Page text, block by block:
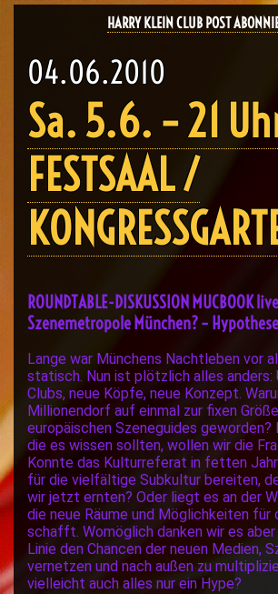
HARRY KLEIN CLUB POST
04.06.2010
Sa. 5.6. – 21
FESTSAAL /
ROUNDTABLE-DISKUSSION MUCBOOK
Szenemetropole München? –
Lange war Münchens Nachtleben vor
statisch. Nun ist plötzlich alles anders:
Clubs, neue Köpfe, neue Konzept.
Millionendorf auf einmal zur fixen
europäischen Szeneguides geworden?
die es wissen sollten, wollen wir die
Konnte das Kulturreferat in fetten
für die vielfältige Subkultur bereiten,
wir jetzt ernten? Oder liegt es an der
die neue Räume und Möglichkeiten
schafft. Womöglich danken wir es
Linie den Chancen der neuen Medien,
vernetzen und nach außen zu
vielleicht auch alles nur ein Hype?